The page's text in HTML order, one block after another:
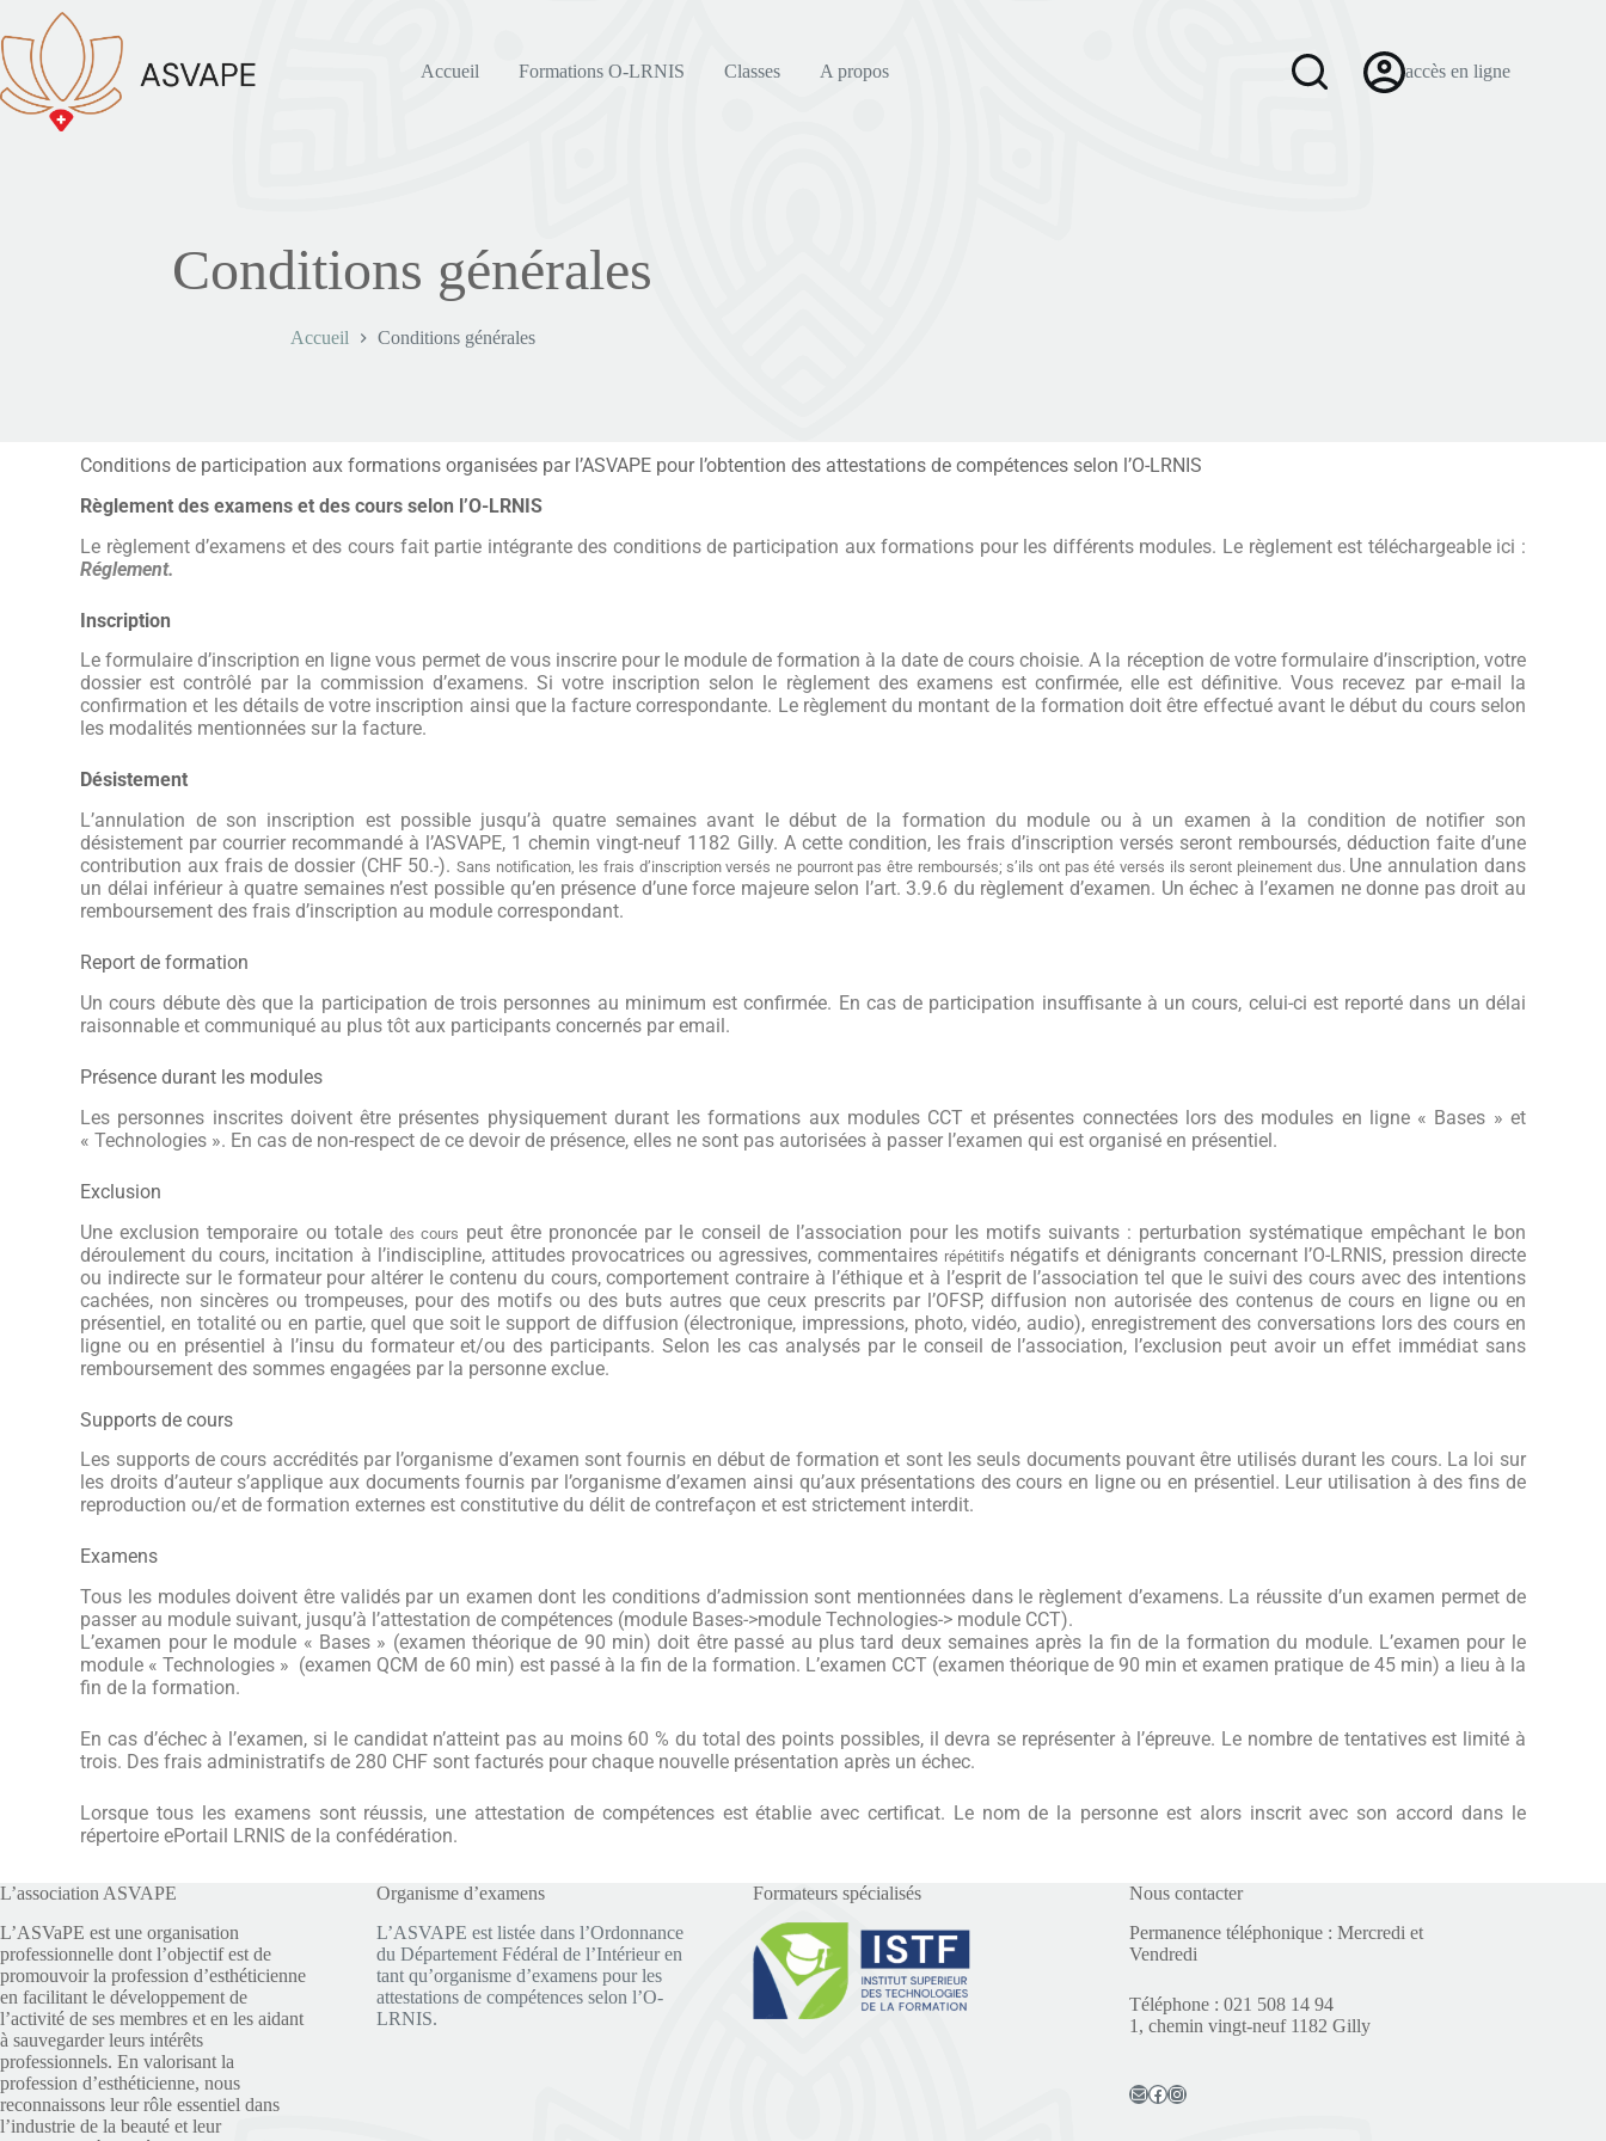
Accueil Formations O-LRNIS Classes A propos accès en ligne
Conditions générales
Accueil Conditions générales
Conditions de participation aux formations organisées par l’ASVAPE pour l’obtention des attestations de compétences selon l’O-LRNIS
Règlement des examens et des cours selon l’O-LRNIS
Le règlement d’examens et des cours fait partie intégrante des conditions de participation aux formations pour les différents modules. Le règlement est téléchargeable ici :
Réglement.
Inscription
Le formulaire d’inscription en ligne vous permet de vous inscrire pour le module de formation à la date de cours choisie. A la réception de votre formulaire d’inscription, votre
dossier est contrôlé par la commission d’examens. Si votre inscription selon le règlement des examens est confirmée, elle est définitive. Vous recevez par e-mail la
confirmation et les détails de votre inscription ainsi que la facture correspondante. Le règlement du montant de la formation doit être effectué avant le début du cours selon
les modalités mentionnées sur la facture.
Désistement
L’annulation de son inscription est possible jusqu’à quatre semaines avant le début de la formation du module ou à un examen à la condition de notifier son
désistement parcourrier recommandé à l’ASVAPE, 1chemin vingt-neuf 1182 Gilly. A cette condition, les frais d’inscription versés seront remboursés, déduction faite d’une
contribution aux frais de dossier (CHF 50.-). Sans notification, les frais d’inscription versés ne pourront pas être remboursés; s’ils ont pas été versés ils seront pleinement dus. Une annulation dans
un délai inférieur à quatre semaines n’est possible qu’en présence d’une force majeure selon l’art. 3.9.6 du règlement d’examen. Un échec à l’examen ne donne pas droit au
remboursement des frais d’inscription au module correspondant.
Report de formation
Un cours débute dès que la participation de trois personnes au minimum est confirmée. En cas de participation insuffisante à un cours, celui-ci est reporté dans un délai
raisonnable et communiqué au plus tôt aux participants concernés par email.
Présence durant les modules
Les personnes inscrites doivent être présentes physiquement durant les formations aux modules CCT et présentes connectées lors des modules en ligne « Bases » et
« Technologies ». En cas de non-respect de ce devoir de présence, elles ne sont pas autorisées à passer l’examen qui est organisé en présentiel.
Exclusion
Une exclusion temporaire ou totale des cours peut être prononcée par le conseil de l’association pour les motifs suivants : perturbation systématique empêchant le bon
déroulement du cours, incitation à l’indiscipline, attitudes provocatrices ou agressives, commentaires répétitifs négatifs et dénigrants concernant l’O-LRNIS, pression directe
ou indirecte sur le formateur pour altérer le contenu du cours, comportement contraire à l’éthique et à l’esprit de l’association tel que le suivi des cours avec des intentions
cachées, non sincères ou trompeuses, pour des motifs ou des buts autres que ceux prescrits par l’OFSP, diffusion non autorisée des contenus de cours en ligne ou en
présentiel, en totalité ou en partie, quel que soit le support de diffusion (électronique, impressions, photo, vidéo, audio), enregistrement des conversations lors des cours en
ligne ou en présentiel à l’insu du formateur et/ou des participants. Selon les cas analysés par le conseil de l’association, l’exclusion peut avoir un effet immédiat sans
remboursement des sommes engagées par la personne exclue.
Supports de cours
Les supports de cours accrédités par l’organisme d’examen sont fournis en début de formation et sont les seuls documents pouvant être utilisés durant les cours. La loi sur
les droits d’auteur s’applique aux documents fournis par l’organisme d’examen ainsi qu’aux présentations des cours en ligne ou en présentiel. Leur utilisation à des fins de
reproduction ou/et de formation externes est constitutive du délit de contrefaçon et est strictement interdit.
Examens
Tous les modules doivent être validés par un examen dont les conditions d’admission sont mentionnées dans le règlement d’examens. La réussite d’un examen permet de
passer au module suivant, jusqu’à l’attestation de compétences (module Bases->module Technologies-> module CCT).
L’examen pour le module « Bases » (examen théorique de 90 min) doit être passé au plus tard deux semaines après la fin de la formation du module. L’examen pour le
module « Technologies » (examen QCM de 60 min) est passé à la fin de la formation. L’examen CCT (examen théorique de 90 min et examen pratique de 45 min) a lieu à la
fin de la formation.
En cas d’échec à l’examen, si le candidat n’atteint pas au moins 60 % du total des points possibles, il devra se représenter à l’épreuve. Le nombre de tentatives est limité à
trois. Des frais administratifs de 280 CHF sont facturés pour chaque nouvelle présentation après un échec.
Lorsque tous les examens sont réussis, une attestation de compétences est établie avec certificat. Le nom de la personne est alors inscrit avec son accord dans le
répertoireePortail LRNIS de la confédération.
L’association ASVAPE
L’ASVaPE est une organisation
professionnelle dont l’objectif est de
promouvoir la profession d’esthéticienne
en facilitant le développement de
l’activité de ses membres et en les aidant
à sauvegarder leurs intérêts
professionnels. En valorisant la
profession d’esthéticienne, nous
reconnaissons leur rôle essentiel dans
l’industrie de la beauté et leur
Organisme d’examens
L’ASVAPE est listée dans l’Ordonnance
du Département Fédéral de l’Intérieur en
tant qu’organisme d’examens pour les
attestations de compétences selon l’O-
LRNIS.
Formateurs spécialisés
Nous contacter
Permanence téléphonique : Mercredi et
Vendredi
Téléphone : 021 508 14 94
1, chemin vingt-neuf 1182 Gilly